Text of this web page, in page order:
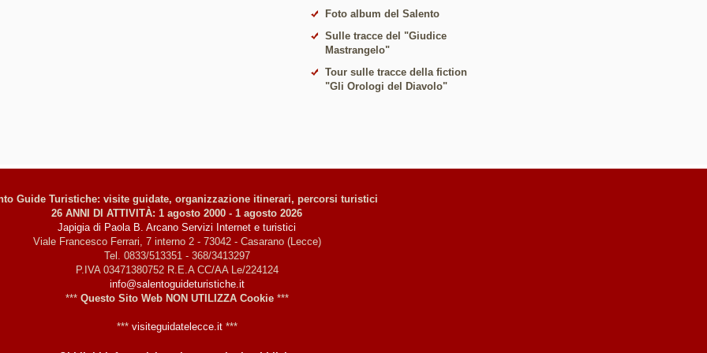
Foto album del Salento
Sulle tracce del "Giudice
Mastrangelo"
Tour sulle tracce della fiction
"Gli Orologi del Diavolo"
Guide Turistiche: visite guidate, organizzazione itinerari, percorsi turistici
26 ANNI DI ATTIVITÀ: 1 agosto 2000 - 1 agosto 2026
Japigia di Paola B. Arcano Servizi Internet e turistici
Viale Francesco Ferrari, 7 interno 2 - 73042 - Casarano (Lecce)
Tel. 0833/513351 - 368/3413297
P.IVA 03471380752 R.E.A CC/AA Le/224124
info@salentoguideturistiche.it
*** Questo Sito Web NON UTILIZZA Cookie***
*** visiteguidatelecce.it***